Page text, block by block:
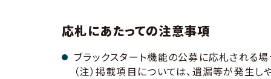
応札にあたっての注意事項
ブラックスタート機能の公募に応札される
（注）掲載項目については、遺漏等が発生